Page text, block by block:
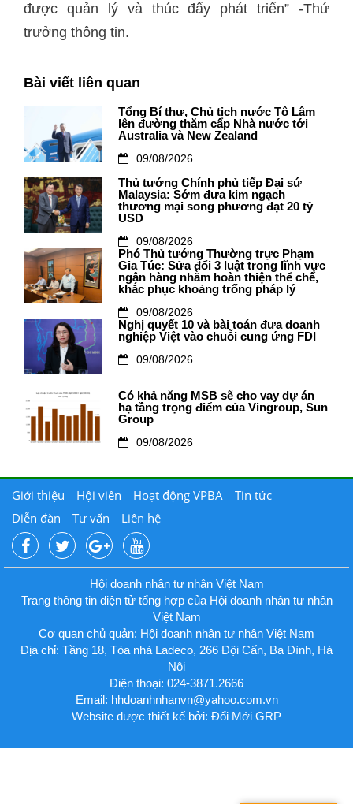
được quản lý và thúc đẩy phát triển” -Thứ
trưởng thông tin.
Bài viết liên quan
Tổng Bí thư, Chủ tịch nước Tô Lâm
lên đường thăm cấp Nhà nước tới
Australia và New Zealand
09/08/2026
Thủ tướng Chính phủ tiếp Đại sứ
Malaysia: Sớm đưa kim ngạch
thương mại song phương đạt 20 tỷ
USD
09/08/2026
Phó Thủ tướng Thường trực Phạm
Gia Túc: Sửa đổi 3 luật trong lĩnh vực
ngân hàng nhằm hoàn thiện thể chế,
khắc phục khoảng trống pháp lý
09/08/2026
Nghị quyết 10 và bài toán đưa doanh
nghiệp Việt vào chuỗi cung ứng FDI
09/08/2026
Có khả năng MSB sẽ cho vay dự án
hạ tầng trọng điểm của Vingroup, Sun
Group
09/08/2026
Giới thiệu Hội viên Hoạt động VPBA
Tin tức
Diễn đàn
Tư vấn Liên hệ
Hội doanh nhân tư nhân Việt Nam
Trang thông tin điện tử tổng hợp của Hội doanh nhân tư nhân
Việt Nam
Cơ quan chủ quản: Hội doanh nhân tư nhân Việt Nam
Địa chỉ: Tầng 18, Tòa nhà Ladeco, 266 Đội Cấn, Ba Đình, Hà
Nội
Điện thoại: 024-3871.2666
Email: hhdoanhnhanvn@yahoo.com.vn
Website được thiết kế bởi: Đổi Mới GRP